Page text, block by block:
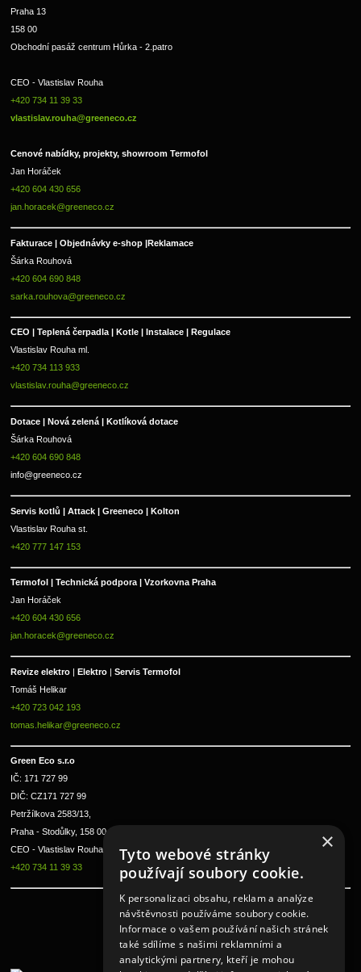
Praha 13
158 00
Obchodní pasáž centrum Hůrka - 2.patro
CEO - Vlastislav Rouha
+420 734 11 39 33
vlastislav.rouha@greeneco.cz
Cenové nabídky, projekty, showroom Termofol
Jan Horáček
+420 604 430 656
jan.horacek@greeneco.cz
Fakturace | Objednávky e-shop |Reklamace
Šárka Rouhová
+420 604 690 848
sarka.rouhova@greeneco.cz
CEO | Teplená čerpadla | Kotle | Instalace | Regulace
Vlastislav Rouha ml.
+420 734 113 933
vlastislav.rouha@greeneco.cz
Dotace | Nová zelená | Kotlíková dotace
Šárka Rouhová
+420 604 690 848
info@greeneco.cz
Servis kotlů | Attack | Greeneco | Kolton
Vlastislav Rouha st.
+420 777 147 153
Termofol | Technická podpora | Vzorkovna Praha
Jan Horáček
+420 604 430 656
jan.horacek@greeneco.cz
Revize elektro | Elektro | Servis Termofol
Tomáš Helikar
+420 723 042 193
tomas.helikar@greeneco.cz
Green Eco s.r.o
IČ: 171 727 99
DIČ: CZ171 727 99
Petržílkova 2583/13,
Praha - Stodůlky, 158 00
CEO - Vlastislav Rouha ml.
+420 734 11 39 33
×
Tyto webové stránky
používají soubory cookie.
K personalizaci obsahu, reklam a analýze
návštěvnosti používáme soubory cookie.
Informace o vašem používání našich stránek
také sdílíme s našimi reklamními a
analytickými partnery, kteří je mohou